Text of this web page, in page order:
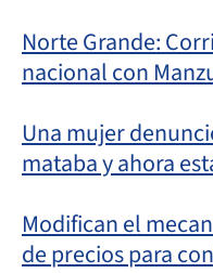
Norte Grande:
nacional con
Una mujer
mataba y ahora
Modifican el
de precios para